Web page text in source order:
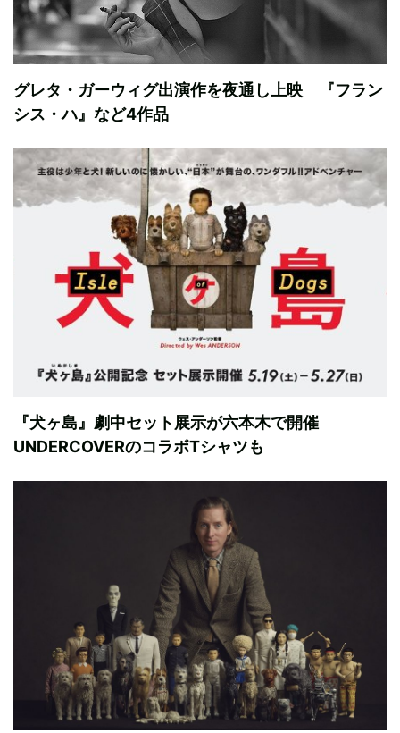
グレタ・ガーウィグ出演作を夜通し上映 『フラン
シス・ハ』など4作品
『犬ヶ島』劇中セット展示が六本木で開催
UNDERCOVERのコラボTシャツも